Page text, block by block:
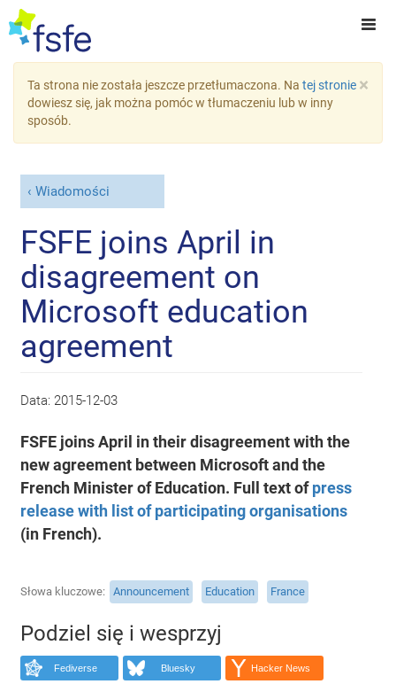
×
Ta strona nie została jeszcze przetłumaczona. Na tej stronie
dowiesz się, jak można pomóc w tłumaczeniu lub w inny
sposób.
Wiadomości
FSFE joins April in
disagreement on
Microsoft education
agreement
Data: 2015-12-03
FSFE joins April in their disagreement with the
new agreement between Microsoft and the
French Minister of Education. Full text ofpress
release with list of participating organisations
(in French).
Słowa kluczowe Announcement Education France
Podziel się i wesprzyj
Fediverse Bluesky Hacker News